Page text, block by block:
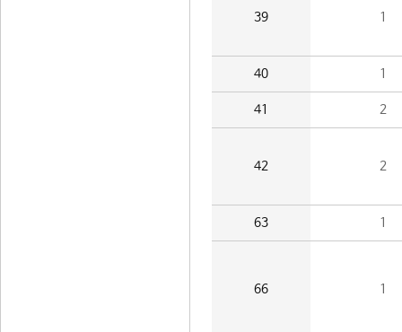
39 1
40 1
41 2
42 2
63 1
66 1